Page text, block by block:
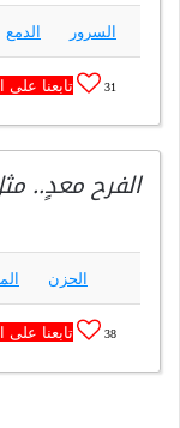
السرور الدمع
31 تابعنا على
الفرح معدٍ..
الحزن
38 تابعنا على